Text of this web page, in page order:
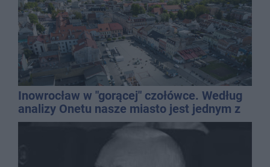
Inowrocław w "gorącej" czołówce. Według
analizy Onetu nasze miasto jest jednym z
najbardziej narażonych na upały